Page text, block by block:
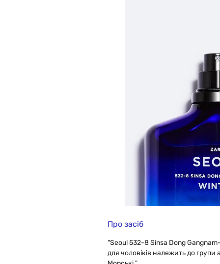
Про засіб
"Seoul 532-8 Sinsa Dong
для чоловіків належить до